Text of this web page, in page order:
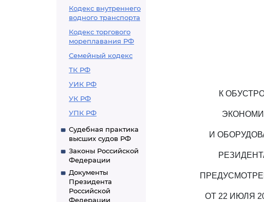
Кодекс внутреннего
водного транспорта
Кодекс торгового
мореплавания РФ
Семейный кодекс
ТК РФ
УИК РФ
УК РФ
УПК РФ
Судебная практика
высших судов РФ
Законы Российской
Федерации
Документы
Президента
Российской
Федерации
К
И
ОТ 22 ИЮЛЯ